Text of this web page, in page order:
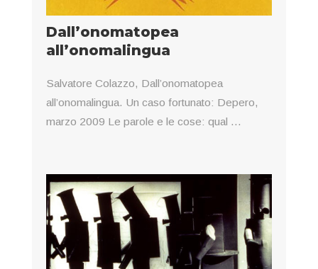
Dall’onomatopea
all’onomalingua
Salvatore Colazzo, Dall’onomatopea
all’onomalingua. Un caso fortunato: Depero,
marzo 2009 Le parole e le cose: qual ...